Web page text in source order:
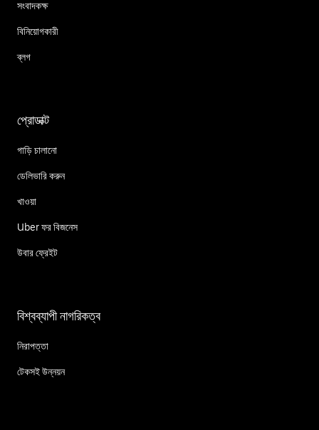
সংবাদকক্ষ
বিনিয়োগকারী
ব্লগ
প্রোডাক্ট
গাড়ি চালানো
ডেলিভারি করুন
খাওয়া
Uber ফর বিজনেস
উবার ফ্রেইট
বিশ্বব্যাপী নাগরিকত্ব
নিরাপত্তা
টেকসই উন্নয়ন